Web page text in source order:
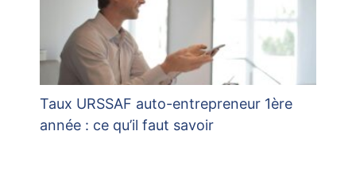
Taux URSSAF auto-entrepreneur 1ère
année : ce qu’il faut savoir